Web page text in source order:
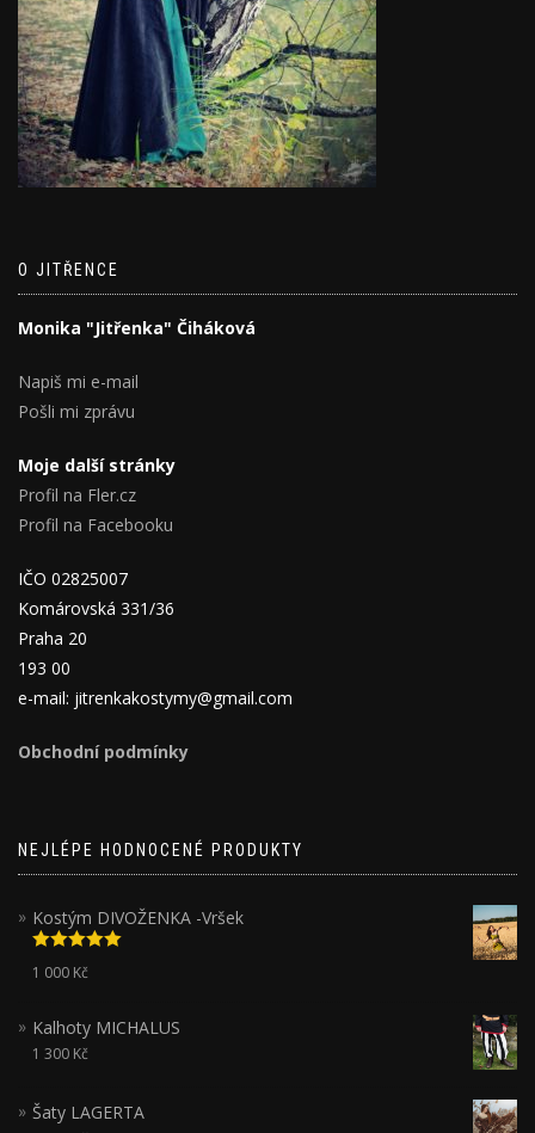
O JITŘENCE
Monika "Jitřenka" Čiháková
Napiš mi e-mail
Pošli mi zprávu
Moje další stránky
Profil na Fler.cz
Profil na Facebooku
IČO 02825007
Komárovská 331/36
Praha 20
193 00
e-mail: jitrenkakostymy@gmail.com
Obchodní podmínky
NEJLÉPE HODNOCENÉ PRODUKTY
Kostým DIVOŽENKA -Vršek
Hodnocení
5.00z 5
1 000 Kč
Kalhoty MICHALUS
1 300 Kč
Šaty LAGERTA